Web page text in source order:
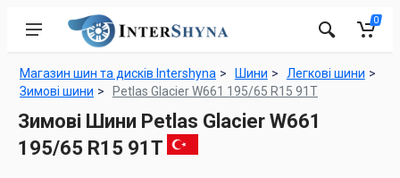
0
Магазин шин та дисків Intershyna Шини
Легкові шини
Зимові шини
Petlas Glacier W661 195/65 R15 91T
Зимові Шини Petlas Glacier W661
195/65 R15 91T